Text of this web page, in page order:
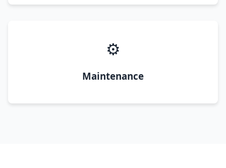
⚙️
Maintenance